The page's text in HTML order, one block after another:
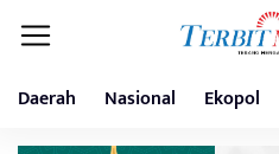
Daerah Nasional Ekopol